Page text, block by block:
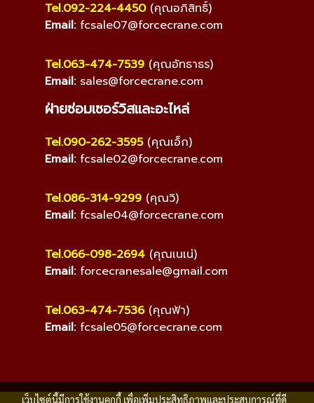
Tel.092-224-4450(คุณอภิสิทธิ์)
Email: fcsale07@forcecrane.com
Tel.063-474-7539 (คุณอัทธาธร)
Email: sales@forcecrane.com
ฝ่ายซ่อมเซอร์วิสและอะไหล่
Tel.090-262-3595(คุณเอ็ก)
Email: fcsale02@forcecrane.com
Tel.086-314-9299 (คุณวิ)
Email: fcsale04@forcecrane.com
Tel.066-098-2694 (คุณเนเน่)
Email: forcecranesale@gmail.com
Tel.063-474-7536(คุณฟ้า)
Email: fcsale05@forcecrane.com
เว็บไซต์นี้มีการใช้งานคุกกี้ เพื่อเพิ่มประสิทธิภาพและประสบการณ์ที่ดี